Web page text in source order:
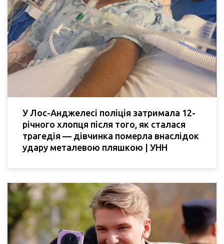
У Лос-Анджелесі поліція затримала 12-
річного хлопця після того, як сталася
трагедія — дівчинка померла внаслідок
удару металевою пляшкою | УНН